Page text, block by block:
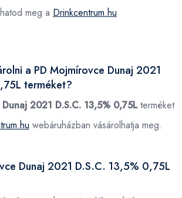
meg a Drinkcentrum.hu
a PD Mojmírovce Dunaj 2021
terméket?
2021 D.S.C. 13,5% 0,75Lterméket
webáruházban vásárolhatja meg.
Dunaj 2021 D.S.C. 13,5% 0,75L